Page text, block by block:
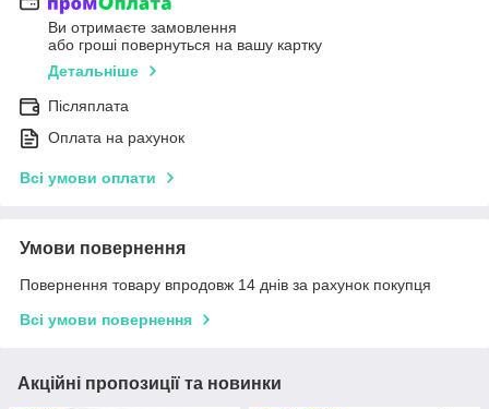
Ви отримаєте замовлення
або гроші повернуться на вашу картку
Детальніше
Післяплата
Оплата на рахунок
Всі умови оплати
Умови повернення
Повернення товару впродовж 14 днів за рахунок покупця
Всі умови повернення
Акційні пропозиції та новинки